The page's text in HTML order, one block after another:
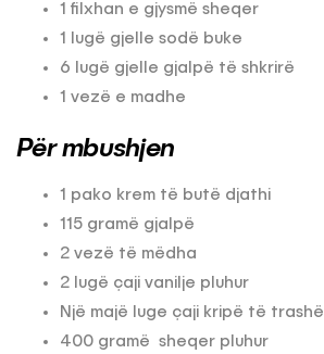
1 filxhan e gjysmë sheqer
1 lugë gjelle sodë buke
6 lugë gjelle gjalpë të shkrirë
1 vezë e madhe
Për mbushjen
1 pako krem të butë djathi
115 gramë gjalpë
2 vezë të mëdha
2 lugë çaji vanilje pluhur
Një majë luge çaji kripë të trashë
400 gramë sheqer pluhur